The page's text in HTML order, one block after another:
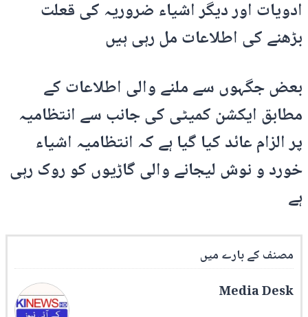
ادویات اور دیگر اشیاء ضروریہ کی قعلت
بڑھنے کی اطلاعات مل رہی ہیں
بعض جگہوں سے ملنے والی اطلاعات کے
مطابق ایکشن کمیٹی کی جانب سے انتظامیہ
پر الزام عائد کیا گیا ہے کہ انتظامیہ اشیاء
خورد و نوش لیجانے والی گاڑیوں کو روک رہی
ہے
مصنف کے بارے میں
Media Desk